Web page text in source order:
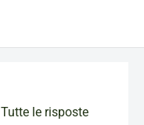
Tutte le risposte